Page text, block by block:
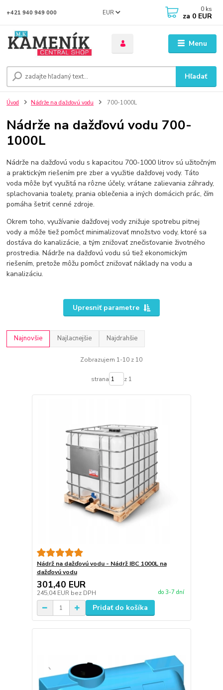
Menu
EUR
Hľadať
+421 940 949 000 0 ks
za 0 EUR
Úvod Nádrže na dažďovú vodu 700-1000L
Nádrže na dažďovú vodu 700-
1000L
Nádrže na dažďovú vodu s kapacitou 700-1000 litrov sú užitočným
a praktickým riešením pre zber a využitie dažďovej vody. Táto
voda môže byť využitá na rôzne účely, vrátane zalievania záhrady,
splachovania toalety, prania oblečenia a iných domácich prác, čím
pomáha šetriť cenné zdroje.
Okrem toho, využívanie dažďovej vody znižuje spotrebu pitnej
vody a môže tiež pomôcť minimalizovať množstvo vody, ktoré sa
dostáva do kanalizácie, a tým znižovať znečisťovanie životného
prostredia. Nádrže na dažďovú vodu sú tiež ekonomickým
riešením, pretože môžu pomôcť znižovať náklady na vodu a
kanalizáciu.
Upresniť parametre
Najnovšie Najlacnejšie Najdrahšie
Zobrazujem 1-10 z 10
strana z 1
Nádrž na dažďovú vodu - Nádrž IBC 1000L na
dažďovú vodu
301,40 EUR
245,04 EUR bez DPH do 3-7 dní
Pridať do košíka